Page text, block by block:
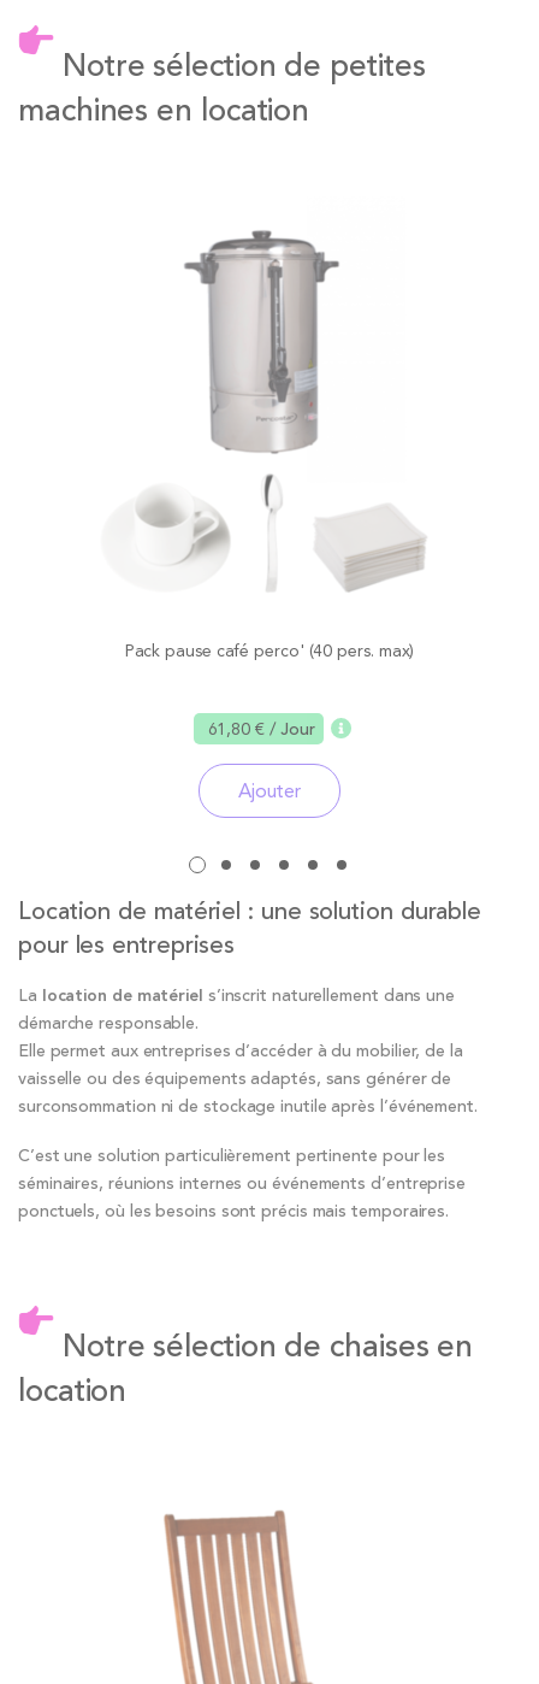
Notre sélection de petites
machines en location
Pack pause café perco' (40 pers. max)
61,80 €/ Jour
Ajouter
Location de matériel : une solution durable
pour les entreprises
La location de matériel s’inscrit naturellement dans une
démarche responsable.
Elle permet aux entreprises d’accéder à du mobilier, de la
vaisselle ou des équipements adaptés, sans générer de
surconsommation ni de stockage inutile après l’événement.
C’est une solution particulièrement pertinente pour les
séminaires, réunions internes ou événements d’entreprise
ponctuels, où les besoins sont précis mais temporaires.
Notre sélection de chaises en
location